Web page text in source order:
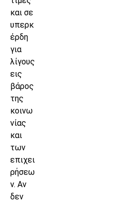
και σε
υπερκ
έρδη
για
λίγους
εις
βάρος
της
κοινω
νίας
και
των
επιχει
ρήσεω
ν. Αν
δεν